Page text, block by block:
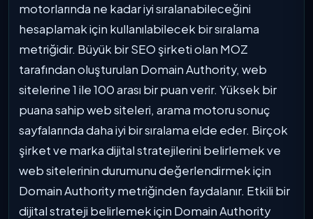
motorlarında ne kadar iyi sıralanabileceğini
hesaplamak için kullanılabilecek bir sıralama
metriğidir. Büyük bir SEO şirketi olan MOZ
tarafından oluşturulan Domain Authority, web
sitelerine 1 ile 100 arası bir puan verir. Yüksek bir
puana sahip web siteleri, arama motoru sonuç
sayfalarında daha iyi bir sıralama elde eder. Birçok
şirket ve marka dijital stratejilerini belirlemek ve
web sitelerinin durumunu değerlendirmek için
Domain Authority metriğinden faydalanır. Etkili bir
dijital strateji belirlemek için Domain Authority